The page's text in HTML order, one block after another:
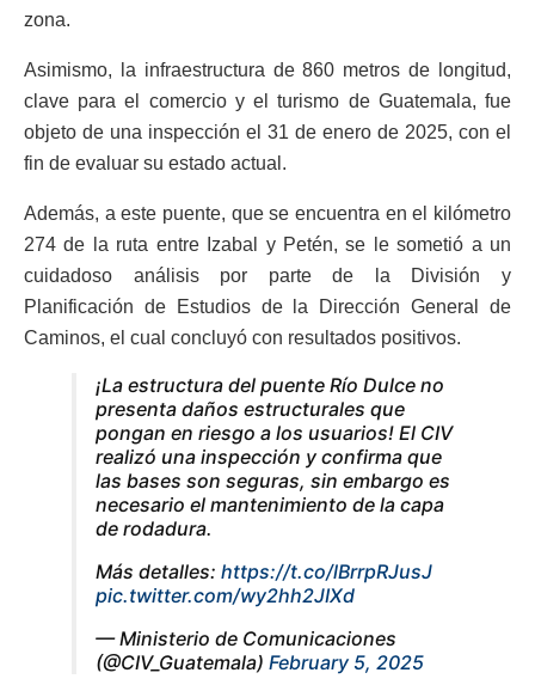
zona.
Asimismo, la infraestructura de 860 metros de longitud,
clave para el comercio y el turismo de Guatemala, fue
objeto de una inspección el 31 de enero de 2025, con el
fin de evaluar su estado actual.
Además, a este puente, que se encuentra en el kilómetro
274 de la ruta entre Izabal y Petén, se le sometió a un
cuidadoso análisis por parte de la División y
Planificación de Estudios de la Dirección General de
Caminos, el cual concluyó con resultados positivos.
¡La estructura del puente Río Dulce no
presenta daños estructurales que
pongan en riesgo a los usuarios! El CIV
realizó una inspección y confirma que
las bases son seguras, sin embargo es
necesario el mantenimiento de la capa
de rodadura.
Más detalles: https://t.co/lBrrpRJusJ
pic.twitter.com/wy2hh2JIXd
— Ministerio de Comunicaciones
(@CIV_Guatemala) February 5, 2025